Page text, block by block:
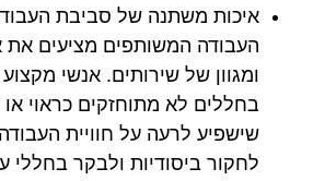
איכות משתנה של סביבת העבודה:
העבודה המשותפים מציעים את
ומגוון של שירותים. אנשי מקצוע
בחללים לא מתוחזקים כראוי או
שישפיע לרעה על חוויית
לחקור ביסודיות ולבקר בחללי